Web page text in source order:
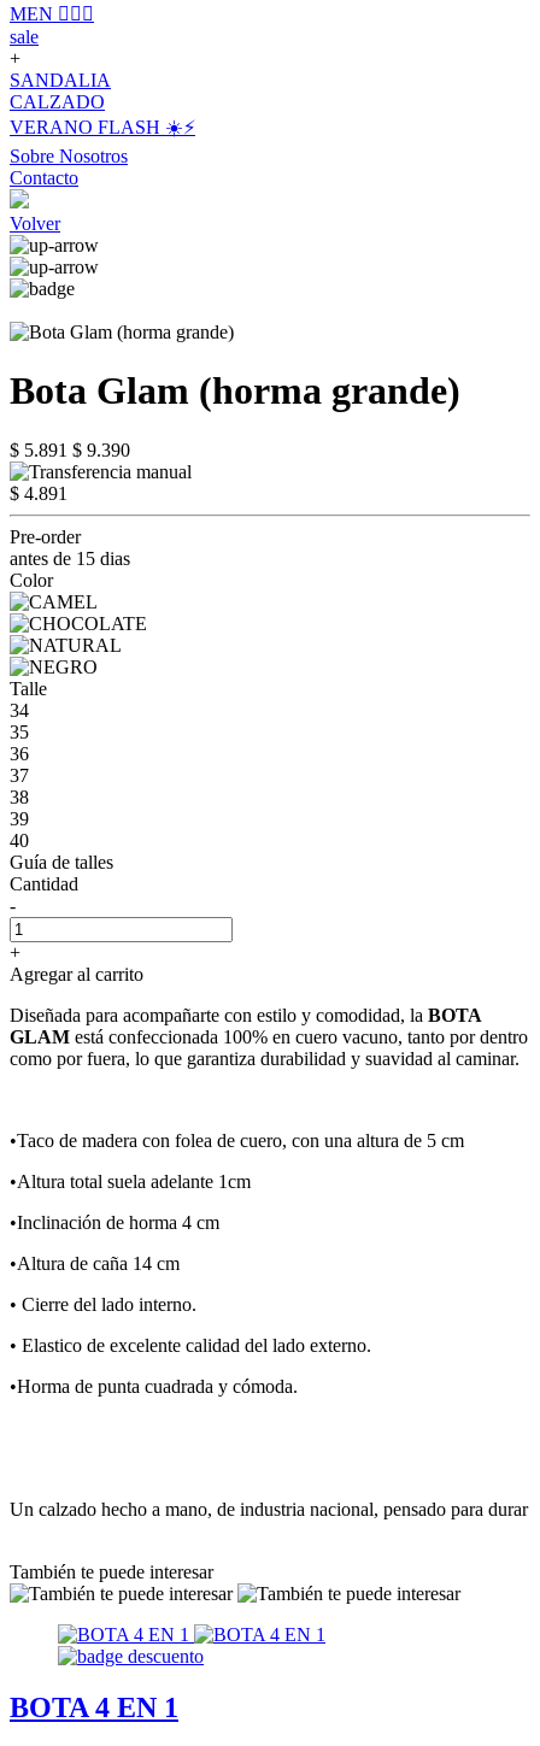
MEN 🙋🏽‍♂️
sale
+
SANDALIA
CALZADO
VERANO FLASH ☀️⚡️
Sobre Nosotros
Contacto
Volver
Bota Glam (horma grande)
$ 5.891 $ 9.390
$ 4.891
Pre-order
antes de 15 dias
Color
Talle
34
35
36
37
38
39
40
Guía de talles
Cantidad
-
+
Agregar al carrito
Diseñada para acompañarte con estilo y comodidad, la BOTA
GLAM está confeccionada 100% en cuero vacuno, tanto por dentro
como por fuera, lo que garantiza durabilidad y suavidad al caminar.
•Taco de madera con folea de cuero, con una altura de 5 cm
•Altura total suela adelante 1cm
•Inclinación de horma 4 cm
•Altura de caña 14 cm
• Cierre del lado interno.
• Elastico de excelente calidad del lado externo.
•Horma de punta cuadrada y cómoda.
Un calzado hecho a mano, de industria nacional, pensado para durar
También te puede interesar
BOTA 4 EN 1